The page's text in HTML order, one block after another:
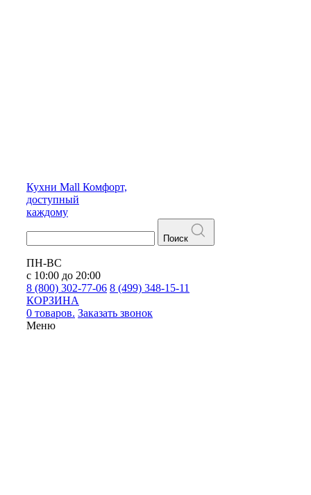
Кухни Mall Комфорт,
доступный
каждому
Поиск
ПН-ВС
с 10:00 до 20:00
8 (800) 302-77-06 8 (499) 348-15-11
КОРЗИНА
0 товаров. Заказать звонок
Меню